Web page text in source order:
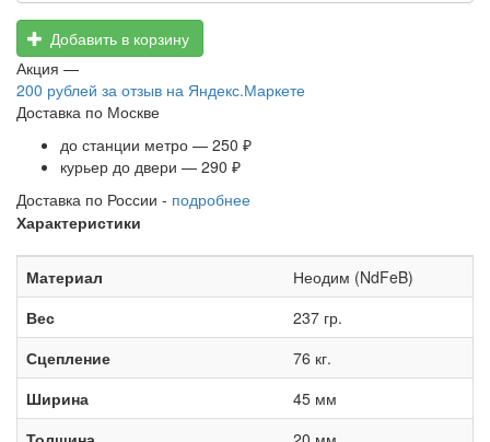
Добавить в корзину
Акция —
200 рублей за отзыв на Яндекс.Маркете
Доставка по Москве
до станции метро — 250 ₽
курьер до двери — 290 ₽
Доставка по России - подробнее
Характеристики
Материал
Неодим (NdFeB)
Вес
237 гр.
Сцепление
76 кг.
Ширина
45 мм